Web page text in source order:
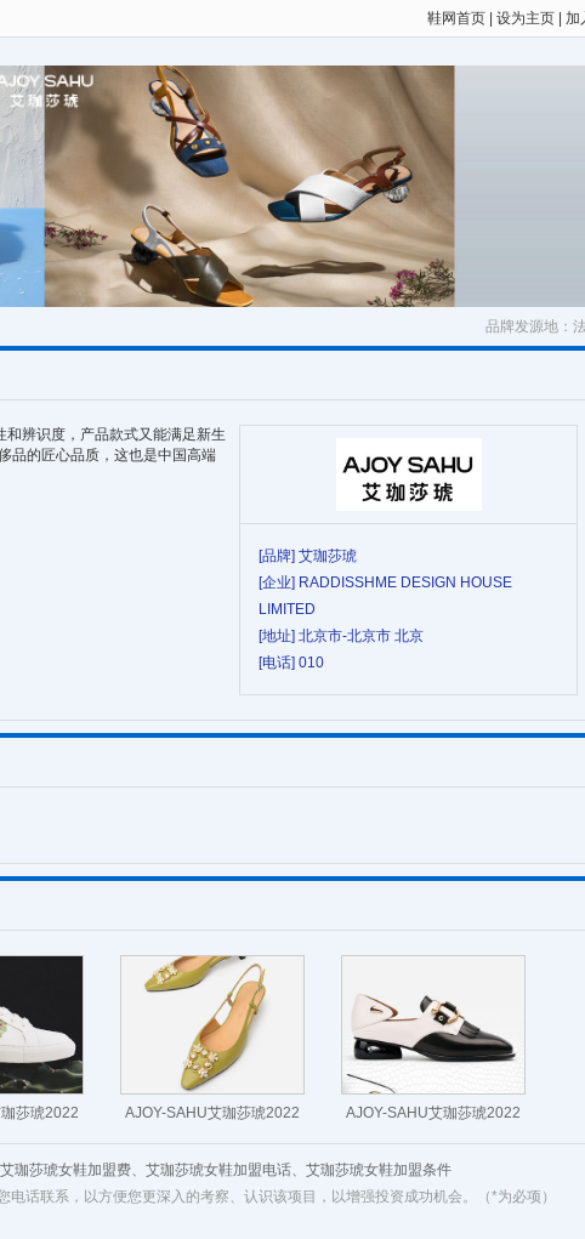
鞋网首页 设为主页 加
品牌发源地：
[品牌] 艾珈莎琥
[企业] RADDISSHME DESIGN HOUSE
LIMITED
[地址] 北京市-北京市 北京
[电话] 010
辨识度，产品款式又能满足新生
品的匠心品质，这也是中国高端
莎琥2022
小白时尚休
AJOY-SAHU艾珈莎琥2022
夏新品简约钻扣羊皮女鞋后
空猫跟鞋
AJOY-SAHU艾珈莎琥2022
夏季真皮马衔扣英伦粗跟方
头休闲乐福
珈莎琥女鞋加盟费、艾珈莎琥女鞋加盟电话、艾珈莎琥女鞋加盟条件
话联系，以方便您更深入的考察、认识该项目，以增强投资成功机会。（*为必项）